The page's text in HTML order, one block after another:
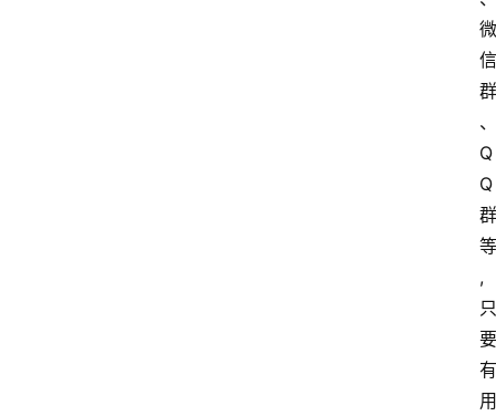
微
信
群
、
Q
Q
群
等
,
只
要
有
用